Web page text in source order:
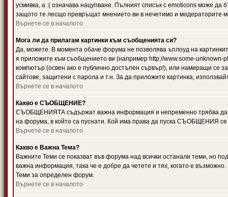
усмивка, а :( означава нацупване. Пълният списък с emoticons може да
защото те лесщо превръщат мнението ви в нечетимо и модераторите
Върнете се в началото
Мога ли да прилагам картинки към съобщенията си?
Да, можете. В момента обаче форума не позволява ъплоуд на
я приложите към съобщението ви (например http://www.some-
компютър (освен ако е публично достъпен сървър!), или намиращи се
сайтове, защитени с парола и т.н. За да приложите картинка,
Върнете се в началото
Какво е СЪОБЩЕНИЕ?
СЪОБЩЕНИЯТА съдържат важна информация и непременно трябва да
на форума, в който са пуснати. Кой има права да пуска СЪОБЩЕНИЯ се
Върнете се в началото
Какво е Важна Тема?
Важните Теми се показват във форума над всички останали теми,
важна информация, така че е добре да четете и тях, когато е
Теми за определен форум.
Върнете се в началото